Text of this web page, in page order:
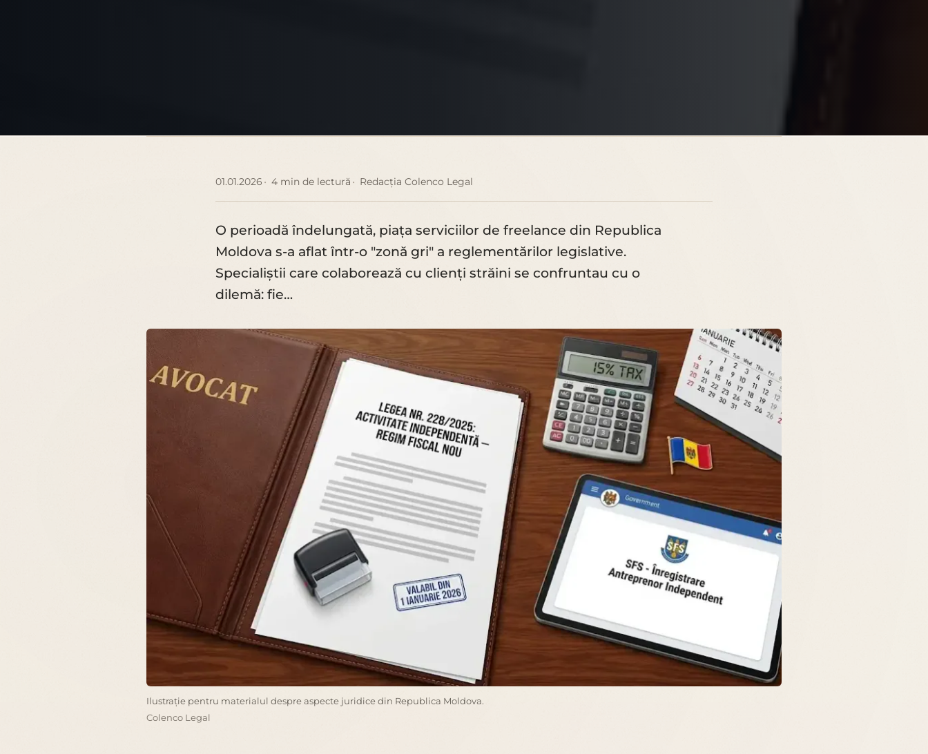
01.01.2026 4 min de lectură Redacția Colenco Legal
O perioadă îndelungată, piața serviciilor de freelance din Republica
Moldova s-a aflat într-o "zonă gri" a reglementărilor legislative.
Specialiștii care colaborează cu clienți străini se confruntau cu o
dilemă: fie…
Ilustrație pentru materialul despre aspecte juridice din Republica Moldova.
Colenco Legal